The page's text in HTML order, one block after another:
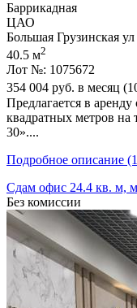
Баррикадная
ЦАО
Большая Грузинская ул
40.5 м2
Лот №: 1075672
354 004 руб. в месяц
Предлагается в
квадратных метров на
30»....
Подробное описание
Сдам офис 24.4 кв. м, м
Без комиссии